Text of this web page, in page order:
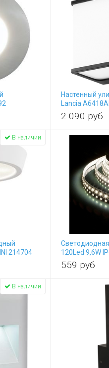
Настенный
Lancia
2 090 руб
214704
В наличии
120Led 9,6W
559 руб
В наличии